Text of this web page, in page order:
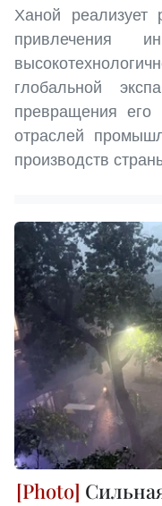
Ханой
привлечения
глобальной
превращения
отраслей
производств